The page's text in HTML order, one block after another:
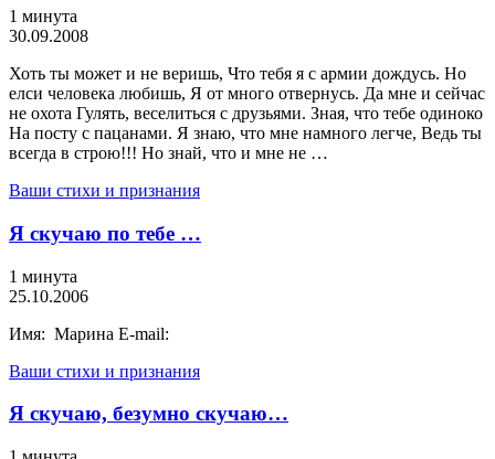
1 минута
30.09.2008
Хоть ты может и не веришь, Что тебя я с армии дождусь. Но
елси человека любишь, Я от много отвернусь. Да мне и сейчас
не охота Гулять, веселиться с друзьями. Зная, что тебе одиноко
На посту с пацанами. Я знаю, что мне намного легче, Ведь ты
всегда в строю!!! Но знай, что и мне не …
Ваши стихи и признания
Я скучаю по тебе …
1 минута
25.10.2006
Имя: Марина E-mail:
Ваши стихи и признания
Я скучаю, безумно скучаю…